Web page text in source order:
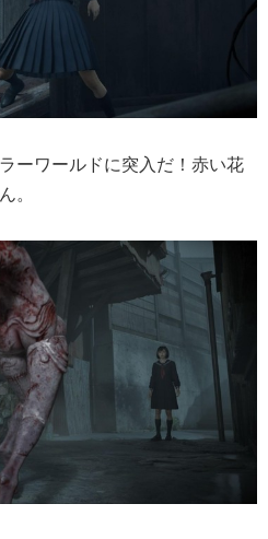
ーワールドに突入だ！赤い花
。